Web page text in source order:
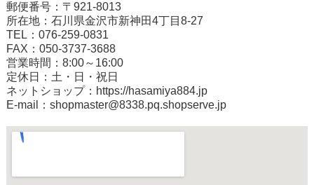
郵便番号：〒921-8013
所在地：石川県金沢市新神田4丁目8-27
TEL：076-259-0831
FAX：050-3737-3688
営業時間：8:00～16:00
定休日：土・日・祝日
ネットショップ： https://hasamiya884.jp
E-mail：shopmaster@8338.pq.shopserve.jp